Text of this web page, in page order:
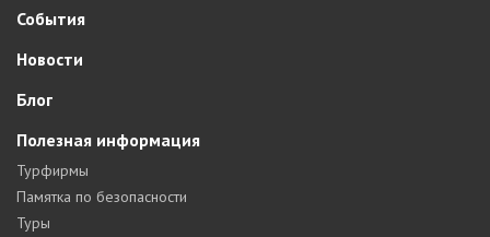
События
Новости
Блог
Полезная информация
Турфирмы
Памятка по безопасности
Туры